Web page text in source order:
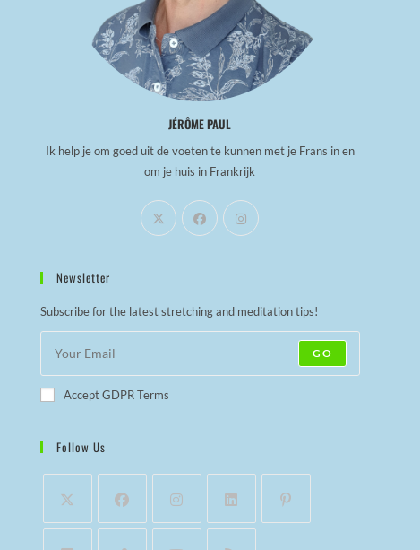
JÉRÔME PAUL
Ik help je om goed uit de voeten te kunnen met je Frans in en
om je huis in Frankrijk
Newsletter
Subscribe for the latest stretching and meditation tips!
GO
Accept GDPR Terms
Follow Us